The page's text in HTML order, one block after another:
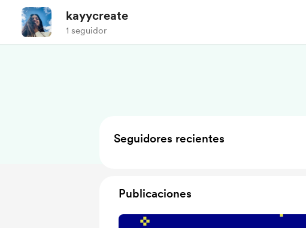
kayycreate
1 seguidor
Seguidores recientes
Publicaciones